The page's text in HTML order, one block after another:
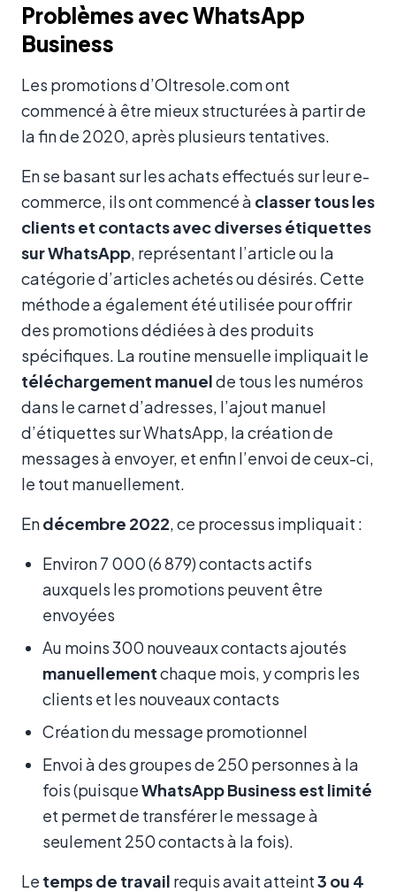
Problèmes avec WhatsApp
Business
Les promotions d’Oltresole.com ont
commencé à être mieux structurées à partir de
la fin de 2020, après plusieurs tentatives.
En se basant sur les achats effectués sur leur e-
commerce, ils ont commencé à classer tous les
clients et contacts avec diverses étiquettes
sur WhatsApp, représentant l’article ou la
catégorie d’articles achetés ou désirés. Cette
méthode a également été utilisée pour offrir
des promotions dédiées à des produits
spécifiques. La routine mensuelle impliquait le
téléchargement manuelde tous les numéros
dans le carnet d’adresses, l’ajout manuel
d’étiquettes sur WhatsApp, la création de
messages à envoyer, et enfin l’envoi de ceux-ci,
le tout manuellement.
Endécembre 2022, ce processus impliquait :
Environ 7 000 (6 879) contacts actifs
auxquels les promotions peuvent être
envoyées
Au moins 300 nouveaux contacts ajoutés
manuellementchaque mois, y compris les
clients et les nouveaux contacts
Création du message promotionnel
Envoi à des groupes de 250 personnes à la
fois (puisqueWhatsApp Business est limité
et permet de transférer le message à
seulement 250 contacts à la fois).
Le temps de travail requis avait atteint3 ou 4